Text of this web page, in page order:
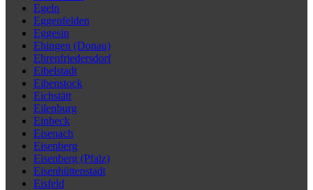
Egeln
Eggenfelden
Eggesin
Ehingen (Donau)
Ehrenfriedersdorf
Eibelstadt
Eibenstock
Eichstätt
Eilenburg
Einbeck
Eisenach
Eisenberg
Eisenberg (Pfalz)
Eisenhüttenstadt
Eisfeld